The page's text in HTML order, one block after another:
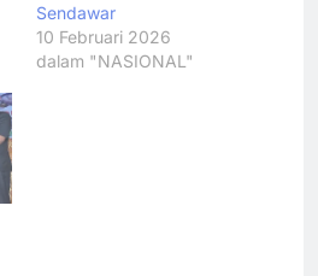
Sendawar
10 Februari 2026
dalam "NASIONAL"